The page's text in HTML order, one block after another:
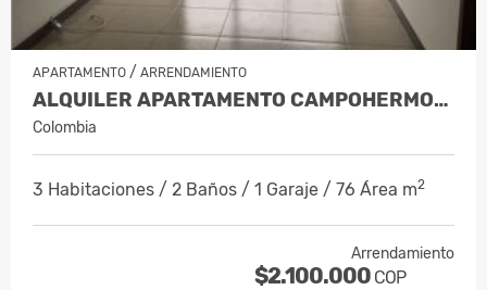
APARTAMENTO / ARRENDAMIENTO
ALQUILER APARTAMENTO CAMPOHERMOSO…
Colombia
3 Habitaciones / 2 Baños / 1 Garaje / 76 Área m2
Arrendamiento
$2.100.000 COP